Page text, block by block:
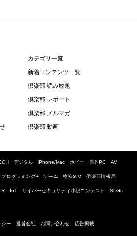
カテゴリ一覧
新着コンテンツ一覧
倶楽部 読み放題
倶楽部 レポート
倶楽部 メルマガ
倶楽部 動画
デジタル iPhone/Mac ホビー 自作PC AV
プログラミング+ ゲーム 格安SIM 倶楽部情報局
IoT サイバーセキュリティ小説コンテスト SDGs
シー 運営会社 お問い合わせ 広告掲載